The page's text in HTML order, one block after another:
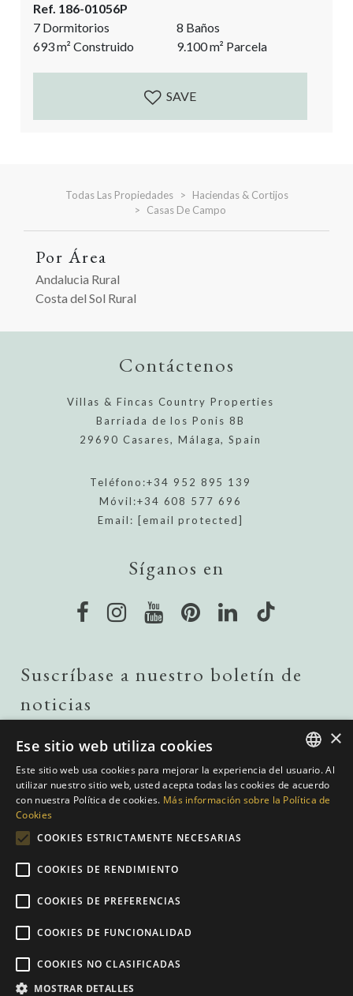
espacios exteriores son la guinda del pastel! Su
ubicación única, repleta de almendros y olivos, ofrece
vistas espectaculares desde todos los rincones. Este
cortijo es ideal tanto como escapada privada de...
Ref. 186-01056P
7 Dormitorios
8 Baños
693m² Construido 9.100m² Parcela
SAVE
Todas Las Propiedades
Haciendas & Cortijos
Casas De Campo
Por Área
Andalucia Rural
Costa del Sol Rural
Contáctenos
Villas & Fincas Country Properties
Barriada de los Ponis 8B
29690 Casares, Málaga, Spain
Teléfono:+34 952 895 139
Móvil:+34 608 577 696
Email: [email protected]
Síganos en
Suscríbase a nuestro boletín de
noticias
Me gustaría recibir actualizaciones sobre propiedades de
campo. Agrégueme a su boletín de noticias.
He leído y estoy de acuerdo con laPolítica de privacidad.
Política de privacidad| Cookies Policy
ENGLISH
SPANISH
×
Ese sitio web utiliza cookies
Este sitio web usa cookies para mejorar la experiencia del usuario. Al
utilizar nuestro sitio web, usted acepta todas las cookies de acuerdo
con nuestra Política de cookies. Más información sobre la Política de
Cookies
COOKIES ESTRICTAMENTE NECESARIAS
COOKIES DE RENDIMIENTO
COOKIES DE PREFERENCIAS
COOKIES DE FUNCIONALIDAD
COOKIES NO CLASIFICADAS
MOSTRAR DETALLES